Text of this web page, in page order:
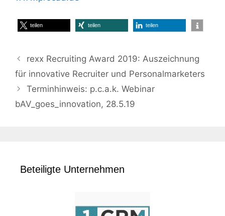
teilen teilen teilen
rexx Recruiting Award 2019: Auszeichnung
für innovative Recruiter und Personalmarketers
Terminhinweis: p.c.a.k. Webinar
bAV_goes_innovation, 28.5.19
Beteiligte Unternehmen